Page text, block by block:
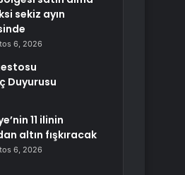
sekiz ayın
6, 2026
Duyurusu
11 ilinin
altın fışkıracak
6, 2026